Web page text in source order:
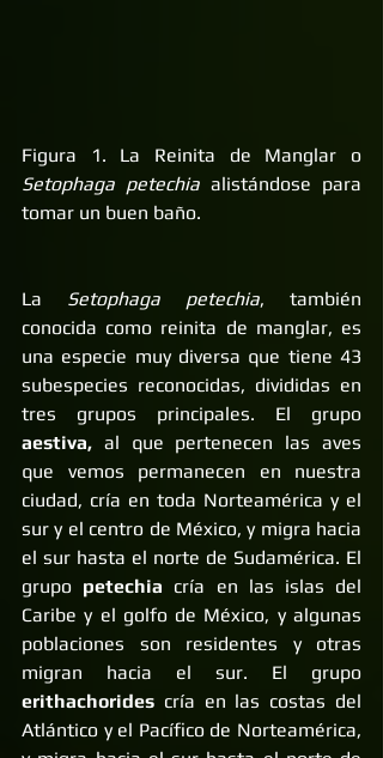
Setophaga petechia alistándose para
tomar un buen baño.
La Setophaga petechia, también
conocida como reinita de manglar, es
una especie muy diversa que tiene 43
subespecies reconocidas, divididas en
aestiva, al que pertenecen las aves
que vemos permanecen en nuestra
ciudad, cría en toda Norteamérica y el
sur y el centro de México, y migra hacia
el sur hasta el norte de Sudamérica. El
grupo petechia cría en las islas del
Caribe y el golfo de México, y algunas
poblaciones son residentes y otras
erithachorides cría en las costas del
Atlántico y el Pacífico de Norteamérica,